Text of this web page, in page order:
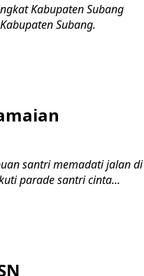
Kabupaten Subang
Subang.
santri memadati jalan di
parade santri cinta...